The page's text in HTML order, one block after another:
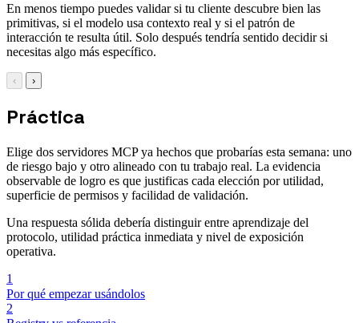
En menos tiempo puedes validar si tu cliente descubre bien las
primitivas, si el modelo usa contexto real y si el patrón de
interacción te resulta útil. Solo después tendría sentido decidir si
necesitas algo más específico.
‹ ›
Práctica
Elige dos servidores MCP ya hechos que probarías esta semana: uno
de riesgo bajo y otro alineado con tu trabajo real. La evidencia
observable de logro es que justificas cada elección por utilidad,
superficie de permisos y facilidad de validación.
Una respuesta sólida debería distinguir entre aprendizaje del
protocolo, utilidad práctica inmediata y nivel de exposición
operativa.
1
Por qué empezar usándolos
2